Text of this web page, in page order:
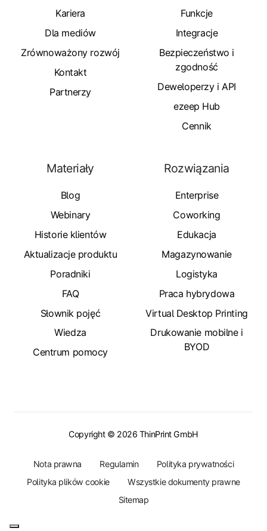
Kariera
Dla mediów
Zrównoważony rozwój
Kontakt
Partnerzy
Funkcje
Integracje
Bezpieczeństwo i
zgodność
Deweloperzy i API
ezeep Hub
Cennik
Materiały
Blog
Webinary
Historie klientów
Aktualizacje produktu
Poradniki
FAQ
Słownik pojęć
Wiedza
Centrum pomocy
Rozwiązania
Enterprise
Coworking
Edukacja
Magazynowanie
Logistyka
Praca hybrydowa
Virtual Desktop Printing
Drukowanie mobilne i
BYOD
Copyright © 2026 ThinPrint GmbH
Nota prawna Regulamin
Polityka prywatności
Polityka plików cookie
Wszystkie dokumenty prawne
Sitemap